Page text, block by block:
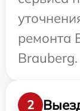
ремонта
Brauberg.
2